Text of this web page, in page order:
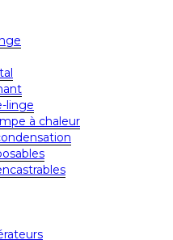
linge
à chaleur